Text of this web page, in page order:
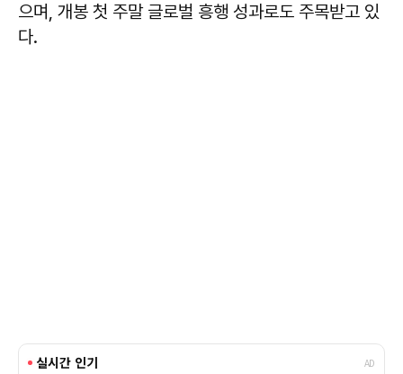
으며, 개봉 첫 주말 글로벌 흥행 성과로도 주목받고 있
다.